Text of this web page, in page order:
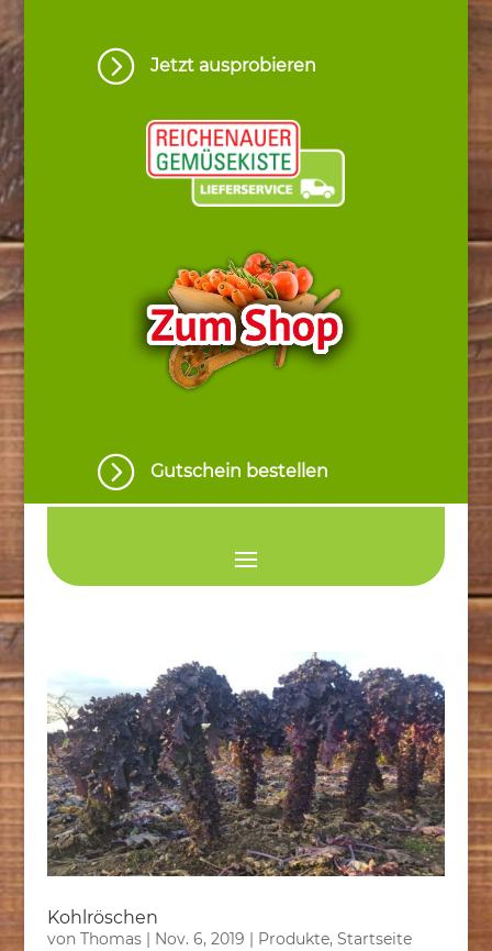
= Jetzt ausprobieren
= Gutschein bestellen
Kohlröschen
von Thomas| Nov. 6, 2019 | Produkte, Startseite